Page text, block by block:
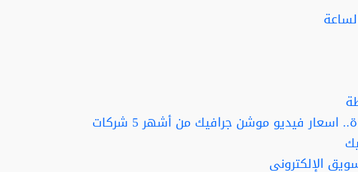
اسعار فيديو موشن جرافيك من أشهر 5 شركات
الإلكتروني